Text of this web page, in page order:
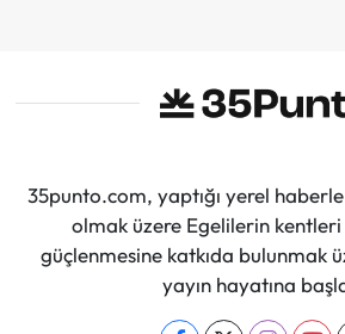
35punto.com, yaptığı yerel
olmak üzere Egelilerin kentleri
güçlenmesine katkıda bulunmak
yayın hayatına